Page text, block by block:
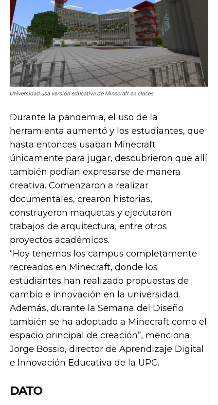
Universidad usa versión educativa de Minecraft en clases
Durante la pandemia, el uso de la
herramienta aumentó y los estudiantes, que
hasta entonces usaban Minecraft
únicamente para jugar, descubrieron que allí
también podían expresarse de manera
creativa. Comenzaron a realizar
documentales, crearon historias,
construyeron maquetas y ejecutaron
trabajos de arquitectura, entre otros
proyectos académicos.
“Hoy tenemos los campus completamente
recreados en Minecraft, donde los
estudiantes han realizado propuestas de
cambio e innovación en la universidad.
Además, durante la Semana del Diseño
también se ha adoptado a Minecraft como el
espacio principal de creación”, menciona
Jorge Bossio, director de Aprendizaje Digital
e Innovación Educativa de la UPC.
DATO